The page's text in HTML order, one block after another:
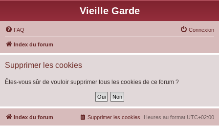
Vieille Garde
FAQ Connexion
Index du forum
Supprimer les cookies
Êtes-vous sûr de vouloir supprimer tous les cookies de ce forum ?
Index du forum Heures au format UTC+02:00
Supprimer les cookies